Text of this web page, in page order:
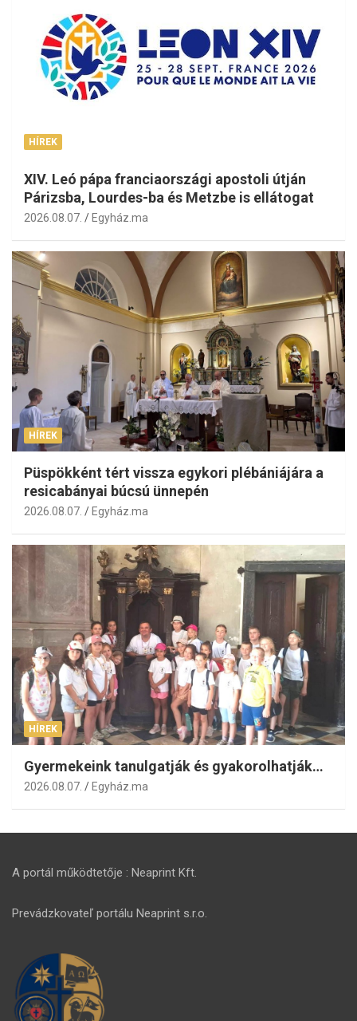
HÍREK
XIV. Leó pápa franciaországi apostoli útján
Párizsba, Lourdes-ba és Metzbe is ellátogat
2026.08.07. Egyház.ma
HÍREK
Püspökként tért vissza egykori plébániájára a
resicabányai búcsú ünnepén
2026.08.07. Egyház.ma
HÍREK
Gyermekeink tanulgatják és gyakorolhatják…
2026.08.07. Egyház.ma
A portál működtetője : Neaprint Kft.
Prevádzkovateľ portálu Neaprint s.r.o.